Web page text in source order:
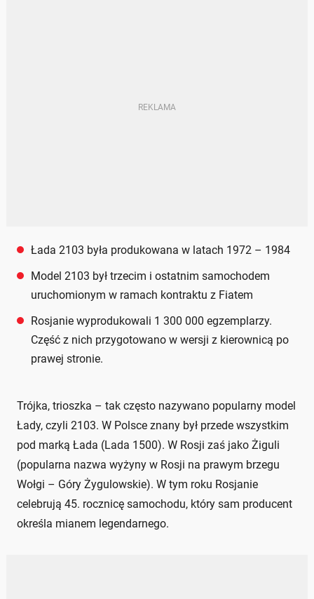
Łada 2103 była produkowana w latach 1972 – 1984
Model 2103 był trzecim i ostatnim samochodem
uruchomionym w ramach kontraktu z Fiatem
Rosjanie wyprodukowali 1 300 000 egzemplarzy.
Część z nich przygotowano w wersji z kierownicą po
prawej stronie.
Trójka, trioszka – tak często nazywano popularny model
Łady, czyli 2103. W Polsce znany był przede wszystkim
pod marką Łada (Lada 1500). W Rosji zaś jako Żiguli
(popularna nazwa wyżyny w Rosji na prawym brzegu
Wołgi – Góry Żygulowskie). W tym roku Rosjanie
celebrują 45. rocznicę samochodu, który sam producent
określa mianem legendarnego.